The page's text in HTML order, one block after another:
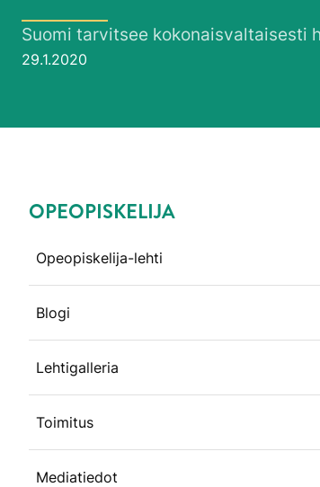
Suomi tarvitsee
Julkaistu:
29.1.2020
Ohita valikko
OPEOPISKELIJA
Opeopiskelija-lehti
Blogi
Lehtigalleria
Toimitus
Mediatiedot